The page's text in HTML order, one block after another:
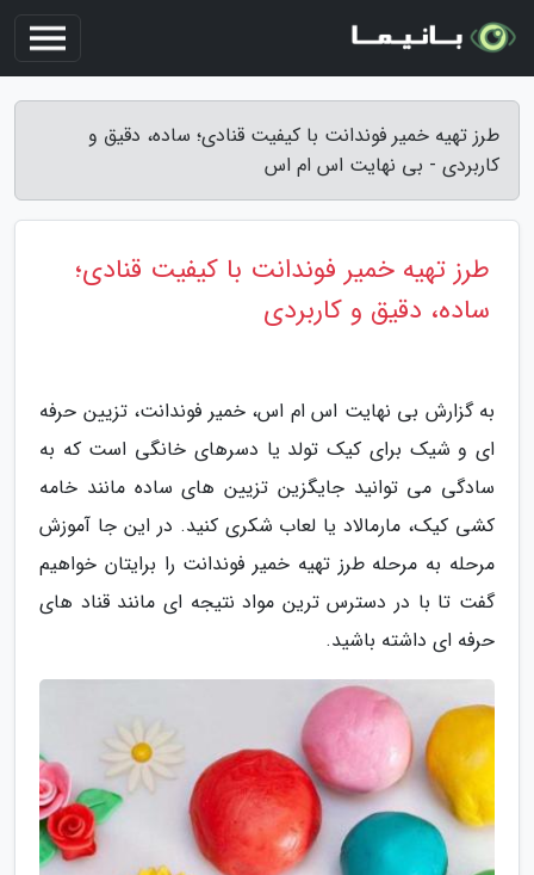
طرز تهیه خمیر فوندانت با کیفیت قنادی؛ ساده، دقیق و
کاربردی - بی نهایت اس ام اس
طرز تهیه خمیر فوندانت با کیفیت قنادی؛
ساده، دقیق و کاربردی
به گزارش بی نهایت اس ام اس، خمیر فوندانت، تزیین حرفه
ای و شیک برای کیک تولد یا دسرهای خانگی است که به
سادگی می توانید جایگزین تزیین های ساده مانند خامه
کشی کیک، مارمالاد یا لعاب شکری کنید. در این جا آموزش
مرحله به مرحله طرز تهیه خمیر فوندانت را برایتان خواهیم
گفت تا با در دسترس ترین مواد نتیجه ای مانند قناد های
حرفه ای داشته باشید.